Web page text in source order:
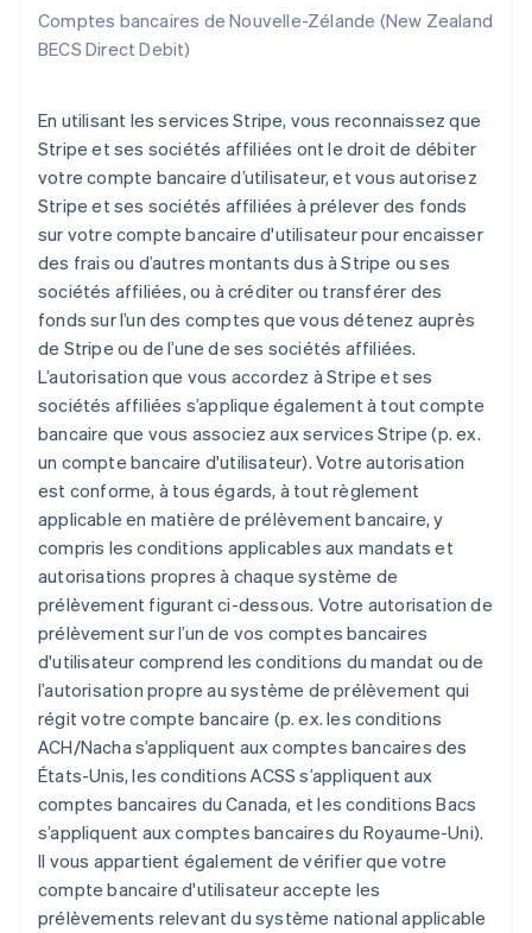
Comptes bancaires de Nouvelle-Zélande (New Zealand
BECS Direct Debit)
En utilisant les services Stripe, vous reconnaissez que
Stripe et ses sociétés affiliées ont le droit de débiter
votre compte bancaire d’utilisateur, et vous autorisez
Stripe et ses sociétés affiliées à prélever des fonds
sur votre compte bancaire d'utilisateur pour encaisser
des frais ou d’autres montants dus à Stripe ou ses
sociétés affiliées, ou à créditer ou transférer des
fonds sur l’un des comptes que vous détenez auprès
de Stripe ou de l’une de ses sociétés affiliées.
L’autorisation que vous accordez à Stripe et ses
sociétés affiliées s’applique également à tout compte
bancaire que vous associez aux services Stripe (p. ex.
un compte bancaire d'utilisateur). Votre autorisation
est conforme, à tous égards, à tout règlement
applicable en matière de prélèvement bancaire, y
compris les conditions applicables aux mandats et
autorisations propres à chaque système de
prélèvement figurant ci-dessous. Votre autorisation de
prélèvement sur l’un de vos comptes bancaires
d'utilisateur comprend les conditions du mandat ou de
l’autorisation propre au système de prélèvement qui
régit votre compte bancaire (p. ex. les conditions
ACH/Nacha s’appliquent aux comptes bancaires des
États-Unis, les conditions ACSS s’appliquent aux
comptes bancaires du Canada, et les conditions Bacs
s’appliquent aux comptes bancaires du Royaume-Uni).
Il vous appartient également de vérifier que votre
compte bancaire d'utilisateur accepte les
prélèvements relevant du système national applicable